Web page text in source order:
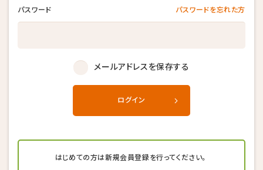
パスワード パスワードを忘れた方
メールアドレスを保存する
ログイン
はじめての方は新規会員登録を行ってください。